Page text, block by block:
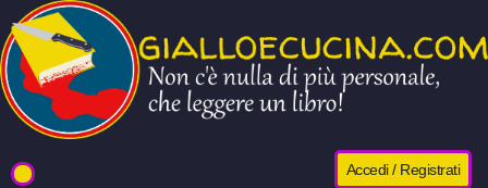
Accedi / Registrati